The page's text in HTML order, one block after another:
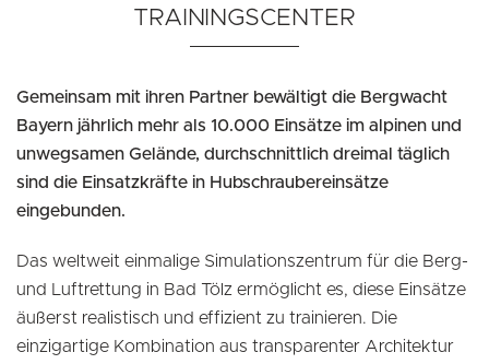
TRAININGSCENTER
Gemeinsam mit ihren Partner bewältigt die Bergwacht
Bayern jährlich mehr als 10.000 Einsätze im alpinen und
unwegsamen Gelände, durchschnittlich dreimal täglich
sind die Einsatzkräfte in Hubschraubereinsätze
eingebunden.
Das weltweit einmalige Simulationszentrum für die Berg-
und Luftrettung in Bad Tölz ermöglicht es, diese Einsätze
äußerst realistisch und effizient zu trainieren. Die
einzigartige Kombination aus transparenter Architektur